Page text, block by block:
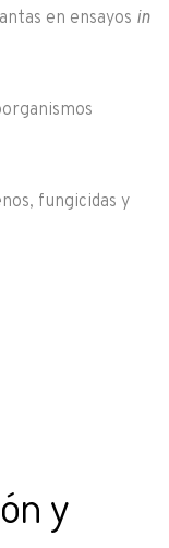
en ensayos in
fungicidas y
y